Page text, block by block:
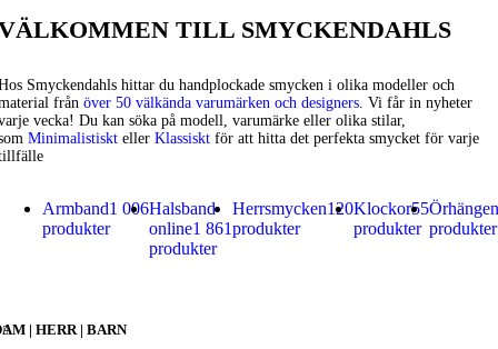
TILL SMYCKENDAHLS
Smyckendahls hittar du handplockade smycken i olika modeller och
från över 50 välkända varumärken och designers . Vi får in nyheter
vecka! Du kan söka på modell, varumärke eller olika stilar,
Minimalistiskt eller Klassiskt för att hitta det perfekta smycket för varje
Armband1 006
produkter
Halsband
online1 861
produkter
Herrsmycken120
produkter
Klockor55
produkter
Örhängen
produkter
| HERR | BARN